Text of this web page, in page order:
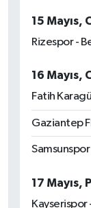
15 Mayıs,
Rizespor -
16 Mayıs,
Fatih
Gaziantep
17 Mayıs,
Kayserispor